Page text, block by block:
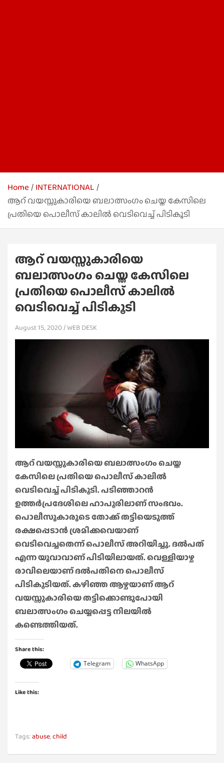
Home INTERNATIONAL
ആറ് വയസ്സുകാരിയെ ബലാത്സംഗം ചെയ്ത കേസിലെ
പ്രതിയെ പൊലീസ് കാലില്‍ വെടിവെച്ച് പിടികൂടി
ആറ് വയസ്സുകാരിയെ
ബലാത്സംഗം ചെയ്ത കേസിലെ
പ്രതിയെ പൊലീസ് കാലില്‍
വെടിവെച്ച് പിടികൂടി
August 15, 2020 WEB DESK
ആറ് വയസ്സുകാരിയെ ബലാത്സംഗം ചെയ്ത
കേസിലെ പ്രതിയെ പൊലീസ് കാലില്‍
വെടിവെച്ച് പിടികൂടി. പടിഞ്ഞാറന്‍
ഉത്തര്‍പ്രദേശിലെ ഹാപൂരിലാണ് സംഭവം.
പൊലീസുകാരുടെ തോക്ക് തട്ടിയെടുത്ത്
രക്ഷപ്പെടാന്‍ ശ്രമിക്കവെയാണ്
വെടിവെച്ചതെന്ന് പൊലീസ് അറിയിച്ചു. ദല്‍പത്
എന്ന യുവാവാണ് പിടിയിലായത്. വെള്ളിയാഴ്ച
രാവിലെയാണ് ദല്‍പതിനെ പൊലീസ്
പിടികൂടിയത്. കഴിഞ്ഞ ആഴ്ചയാണ് ആറ്
വയസ്സുകാരിയെ തട്ടിക്കൊണ്ടുപോയി
ബലാത്സംഗം ചെയ്യപ്പെട്ട നിലയില്‍
കണ്ടെത്തിയത്.
Share this:
Telegram WhatsApp
Like this:
Tags: abuse,child